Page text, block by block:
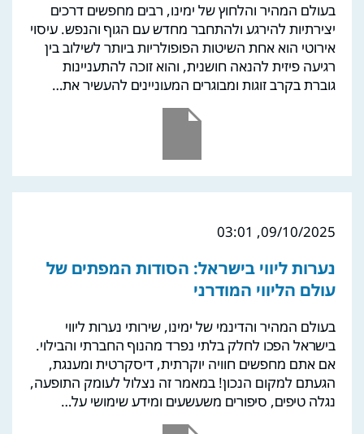
בעולם המהיר והלחוץ של ימינו, רבים מחפשים דרכים
יצירתיות להירגע ולהתחבר מחדש עם הגוף והנפש. עיסוי
אירוטי הוא אחת השיטות הפופולריות ביותר לשילוב בין
רגיעה פיזית להנאה חושנית, והוא זוכה להתעניינות
גוברת בקרב זוגות ומבוגרים המעוניינים להעשיר את…
09/10/2025, 03:01
נערות ליווי בישראל: הסודות המפתים של
עולם הליווי המודרני
בעולם המהיר והדינמי של ימינו, שירותי נערות ליווי
בישראל הפכו לחלק בלתי נפרד מהנוף החברתי והבילוי.
אם אתם מחפשים חוויה יוקרתית, דיסקרטית ומענגת,
הגעתם למקום הנכון! במאמר זה נצלול לעומק התופעה,
נגלה טיפים, סיפורים משעשעים ומידע שימושי על…